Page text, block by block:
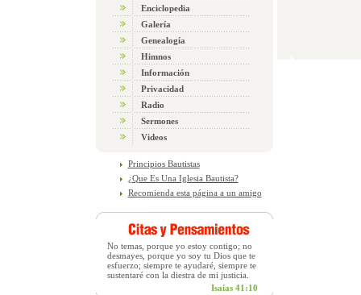
Enciclopedia
Galería
Genealogía
Himnos
Información
Privacidad
Radio
Sermones
Videos
Principios Bautistas
¿Que Es Una Iglesia Bautista?
Recomienda esta página a un amigo
No temas, porque yo estoy contigo; no
desmayes, porque yo soy tu Dios que te
esfuerzo; siempre te ayudaré, siempre te
sustentaré con la diestra de mi justicia.
Isaías 41:10